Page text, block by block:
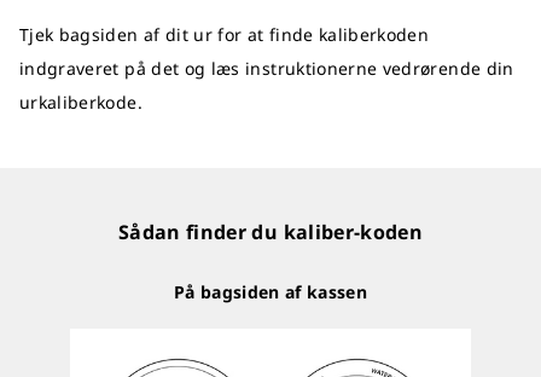
Tjek bagsiden af dit ur for at finde kaliberkoden
indgraveret på det og læs instruktionerne vedrørende din
urkaliberkode.
Sådan finder du kaliber-koden
På bagsiden af kassen